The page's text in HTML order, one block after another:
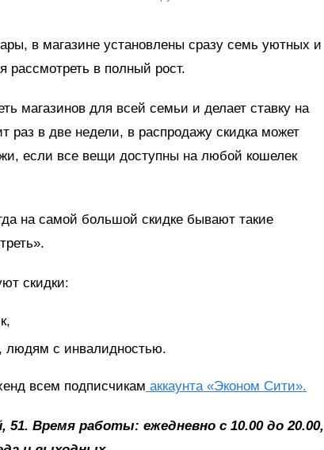
в магазине установлены сразу семь уютных и
в полный рост.
магазинов для всей семьи и делает ставку на
раз в две недели, в распродажу скидка может
если все вещи доступны на любой кошелек
на самой большой скидке бывают такие
скидки:
людям с инвалидностью.
всем подписчикам аккаунта «Эконом Сити».
Время работы: ежедневно с 10.00 до 20.00,